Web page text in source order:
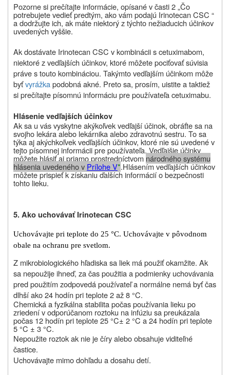
Pozorne si prečítajte informácie, opísané v časti 2 „Čo
potrebujete vedieť predtým, ako vám podajú Irinotecan CSC “
a dodržujte ich, ak máte niektorý z týchto nežiaducich účinkov
uvedených vyššie.
Ak dostávate Irinotecan CSC v kombinácii s cetuximabom,
niektoré z vedľajších účinkov, ktoré môžete pociťovať súvisia
práve s touto kombináciou. Takýmto vedľajším účinkom môže
byťvyrážkapodobná akné. Preto sa, prosím, uistite a taktiež
si prečítajte písomnú informáciu pre používateľa cetuximabu.
Hlásenie vedľajších účinkov
Ak sa u vás vyskytne akýkoľvek vedľajší účinok, obráťte sa na
svojho lekára alebo lekárnika alebo zdravotnú sestru. To sa
týka aj akýchkoľvek vedľajších účinkov, ktoré nie sú uvedené v
tejto písomnej informácii pre používateľa. Vedľajšie účinky
môžete hlásiť aj priamo prostredníctvom národného systému
hlásenia uvedeného v Prílohe V*.Hlásením vedľajších účinkov
môžete prispieť k získaniu ďalších informácií o bezpečnosti
tohto lieku.
5. Ako uchovávať Irinotecan CSC
Uchovávajte pri teplote do 25 °C. Uchovávajte v pôvodnom
obale na ochranu pre svetlom.
Z mikrobiologického hľadiska sa liek má použiť okamžite. Ak
sa nepoužije ihneď, za čas použitia a podmienky uchovávania
pred použitím zodpovedá používateľ a normálne nemá byť čas
dlhší ako 24 hodín pri teplote 2 až 8 °C.
Chemická a fyzikálna stabilita počas používania lieku po
zriedení v odporúčanom roztoku na infúziu sa preukázala
počas 12 hodín pri teplote 25 °C± 2 °C a 24 hodín pri teplote
5 °C ± 3 °C.
Nepoužite roztok ak nie je číry alebo obsahuje viditeľné
častice.
Uchovávajte mimo dohľadu a dosahu detí.